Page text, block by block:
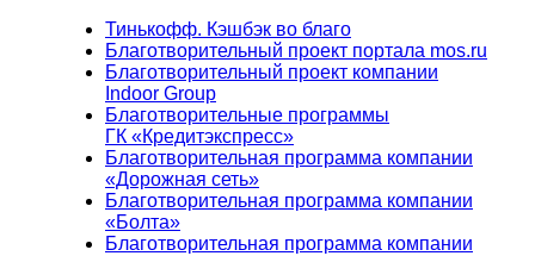
Тинькофф. Кэшбэк во благо
Благотворительный проект портала mos.ru
Благотворительный проект компании
Indoor Group
Благотворительные программы
ГК «Кредитэкспресс»
Благотворительная программа компании
«Дорожная сеть»
Благотворительная программа компании
«Болта»
Благотворительная программа компании